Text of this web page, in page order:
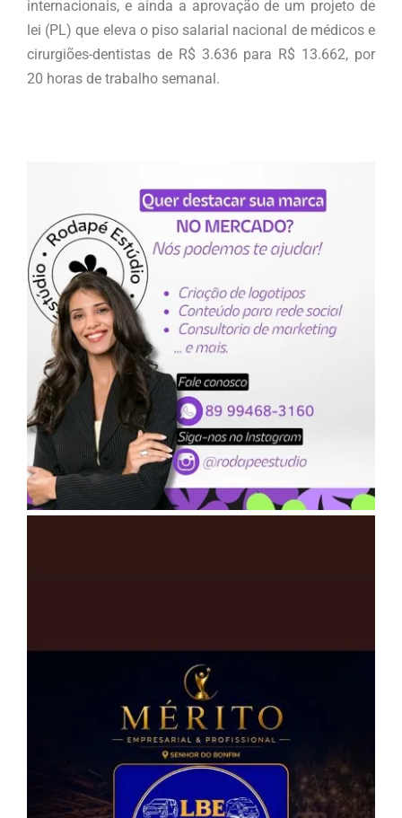
internacionais, e ainda a aprovação de um projeto de
lei (PL) que eleva o piso salarial nacional de médicos e
cirurgiões-dentistas de R$ 3.636 para R$ 13.662, por
20 horas de trabalho semanal.